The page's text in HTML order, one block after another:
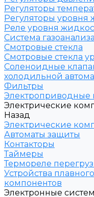
Регуляторы
Регуляторы уровня
Реле уровня
Система
Смотровые стекла
Смотровые стекла
Соленоидные
холодильной
Фильтры
Электроприводные
Электрические
Назад
Электрические
Автоматы защиты
Контакторы
Таймеры
Термореле
Устройства
компонентов
Электронные